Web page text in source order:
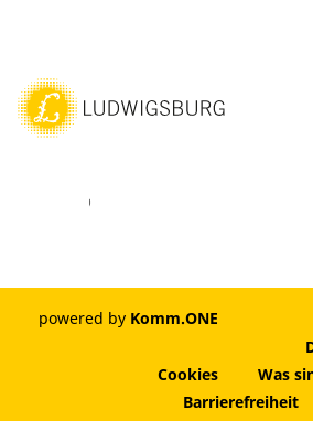
Youtube
powered by Komm.ONE
Cookies
Was
Barrierefreiheit